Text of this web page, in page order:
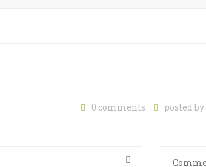
0 comments posted by